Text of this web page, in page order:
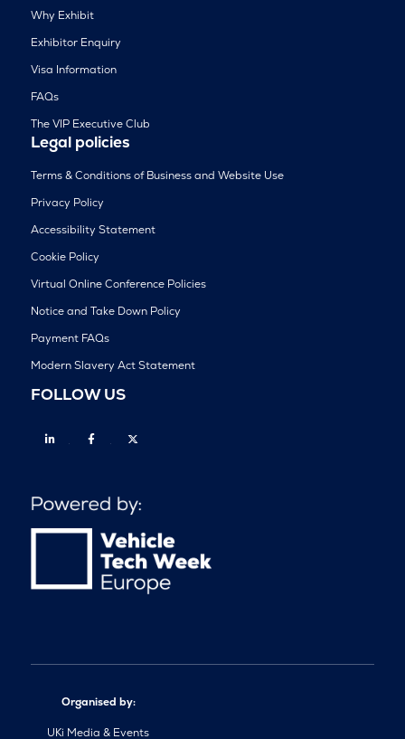
Why Exhibit
Exhibitor Enquiry
Visa Information
FAQs
The VIP Executive Club
Legal policies
Terms & Conditions of Business and Website Use
Privacy Policy
Accessibility Statement
Cookie Policy
Virtual Online Conference Policies
Notice and Take Down Policy
Payment FAQs
Modern Slavery Act Statement
FOLLOW US
Linkedin Facebook
Organised by:
UKi Media & Events